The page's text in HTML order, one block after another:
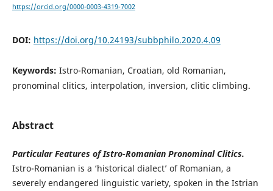
https://orcid.org/0000-0003-4319-7002
DOI: https://doi.org/10.24193/subbphilo.2020.4.09
Keywords: Istro-Romanian, Croatian, old Romanian,
pronominal clitics, interpolation, inversion, clitic climbing.
Abstract
Particular Features of Istro-Romanian Pronominal Clitics.
Istro-Romanian is a ‘historical dialect’ of Romanian, a
severely endangered linguistic variety, spoken in the Istrian